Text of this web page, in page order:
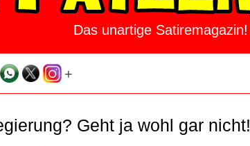
Das unartige Satiremagazin!
+
Geht ja wohl gar nicht!